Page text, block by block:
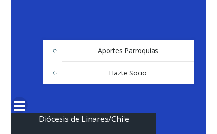
Aportes Parroquias
Hazte Socio
Diócesis de Linares/Chile